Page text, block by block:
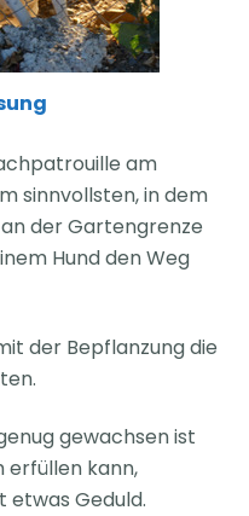
am
sinnvollsten, in dem
der Gartengrenze
Hund den Weg
der Bepflanzung die
gewachsen ist
erfüllen kann,
etwas Geduld.